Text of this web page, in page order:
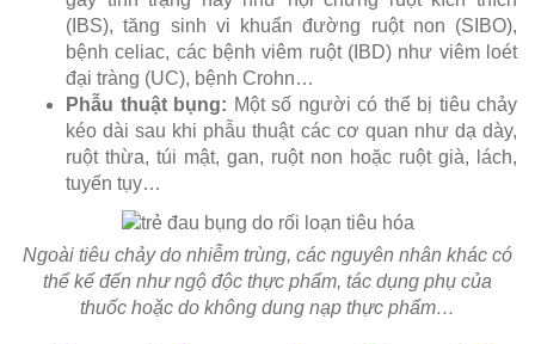
(IBS), tăng sinh vi khuẩn đường ruột non (SIBO),
bệnh celiac, các bệnh viêm ruột (IBD) như viêm loét
đại tràng (UC), bệnh Crohn…
Phẫu thuật bụng: Một số người có thể bị tiêu chảy
kéo dài sau khi phẫu thuật các cơ quan như dạ dày,
ruột thừa, túi mật, gan, ruột non hoặc ruột già, lách,
tuyến tụy…
Ngoài tiêu chảy do nhiễm trùng, các nguyên nhân khác có
thể kể đến như ngộ độc thực phẩm, tác dụng phụ của
thuốc hoặc do không dung nạp thực phẩm…